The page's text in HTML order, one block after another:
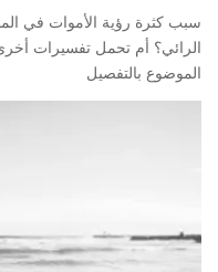
سبب كثرة رؤية الأموات في
الرائي؟ أم تحمل تفسيرات
الموضوع بالتفصيل